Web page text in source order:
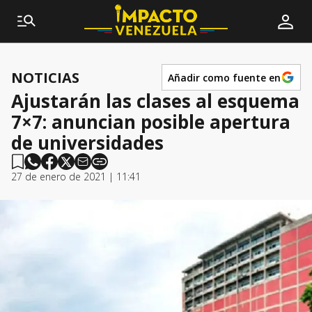
NOTICIAS Añadir como fuente en
Ajustarán las clases al esquema
7×7: anuncian posible apertura
de universidades
27 de enero de 2021 | 11:41